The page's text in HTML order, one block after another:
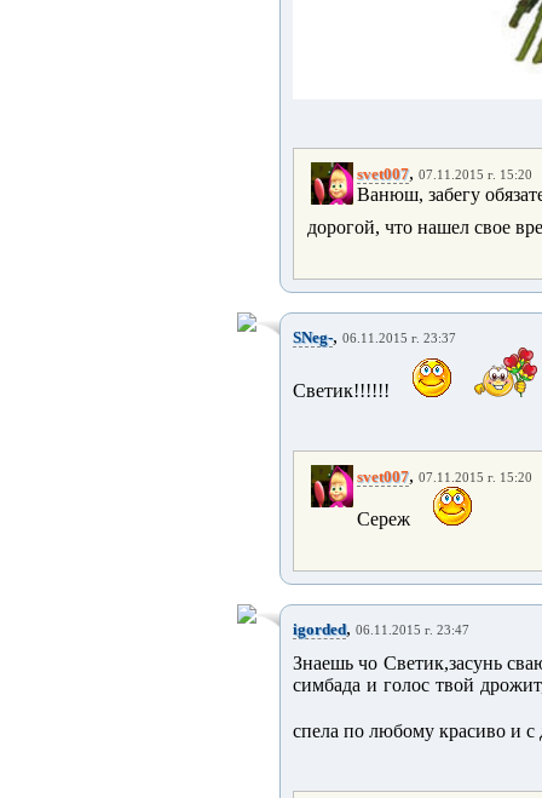
svet007, 07.11.2015 г. 15:20
Ванюш, забегу
дорогой, что нашел свое
SNeg-, 06.11.2015 г. 23:37
Светик!!!!!!
svet007, 07.11.2015 г. 15:20
Сереж
igorded, 06.11.2015 г. 23:47
Знаешь чо Светик,засунь
симбада и голос твой
спела по любому красиво и